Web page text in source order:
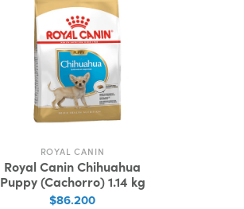
ROYAL CANIN
Royal Canin Chihuahua
Puppy (Cachorro) 1.14 kg
$86.200